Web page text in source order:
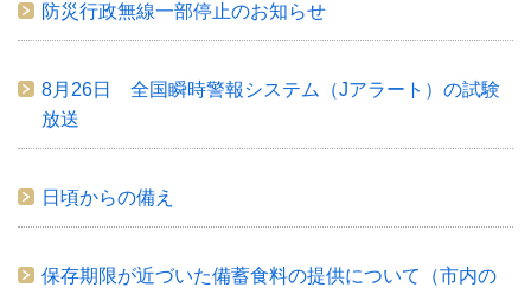
防災行政無線一部停止のお知らせ
8月26日 全国瞬時警報システム（Jアラート）の試験
放送
日頃からの備え
保存期限が近づいた備蓄食料の提供について（市内の